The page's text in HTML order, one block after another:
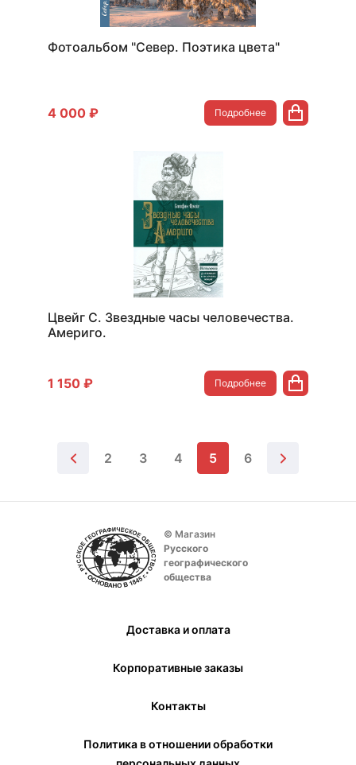
Фотоальбом "Север. Поэтика цвета"
4 000 ₽ Подробнее
Цвейг С. Звездные часы человечества.
Америго.
1 150 ₽ Подробнее
2 3 4 5 6
© Магазин
Русского
географического
общества
Доставка и оплата
Корпоративные заказы
Контакты
Политика в отношении обработки